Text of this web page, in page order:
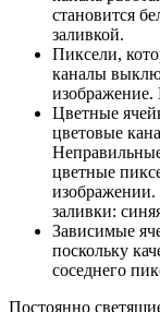
становится
заливкой.
Пиксели,
каналы
изображение.
Цветные
цветовые
цветные
заливки:
Зависимые
поскольку
соседнего
Постоянно